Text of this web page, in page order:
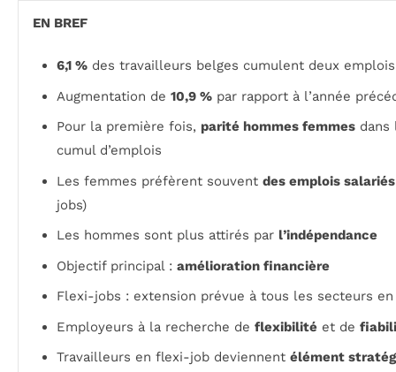
EN BREF
6,1 % des travailleurs belges cumulent deux emplois
Augmentation de 10,9 % par rapport à l’année
Pour la première fois, parité hommes femmes dans
cumul d’emplois
Les femmes préfèrent souvent des emplois salariés
jobs)
Les hommes sont plus attirés par l’indépendance
Objectif principal : amélioration financière
Flexi-jobs : extension prévue à tous les secteurs
Employeurs à la recherche de flexibilité et de
Travailleurs en flexi-job deviennent élément